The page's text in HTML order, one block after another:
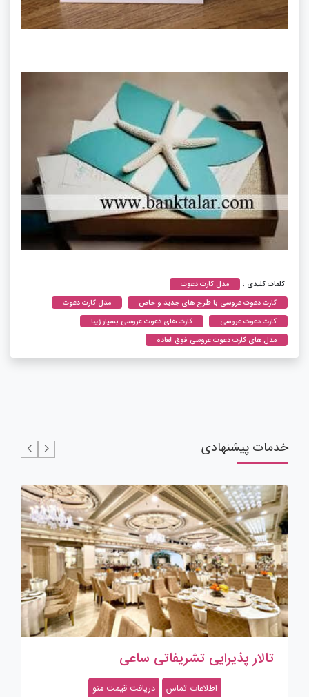
کلمات کلیدی :
مدل کارت دعوت
کارت دعوت عروسی با طرح های جدید و خاص
مدل کارت دعوت
کارت دعوت عروسی
کارت های دعوت عروسی بسیار زیبا
مدل های کارت دعوت عروسی فوق العاده
خدمات پیشنهادی
تالار پذیرایی تشریفاتی ساعی
اطلاعات تماس دریافت قیمت منو